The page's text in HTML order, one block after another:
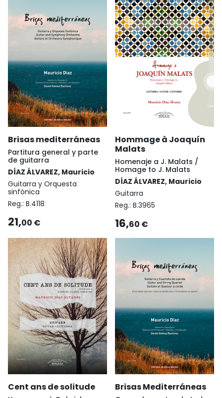
Brisas mediterráneas
Partitura general y parte
de guitarra
DÍAZ ÁLVAREZ, Mauricio
Guitarra y Orquesta
sinfónica
Reg.: B.4118
21,00 €
Hommage à Joaquín
Malats
Homenaje a J. Malats /
Homage to J. Malats
DÍAZ ÁLVAREZ, Mauricio
Guitarra
Reg.: B.3965
16,60 €
Cent ans de solitude Brisas Mediterráneas